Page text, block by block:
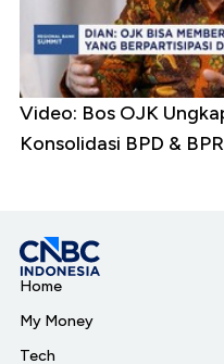
Video: Bos OJK
Konsolidasi BPD &
Home
My Money
Tech